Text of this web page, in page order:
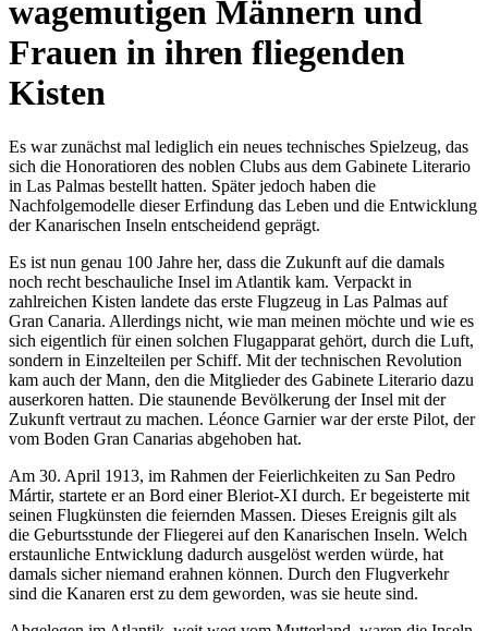
wagemutigen Männern und
Frauen in ihren fliegenden
Kisten
Es war zunächst mal lediglich ein neues technisches Spielzeug, das
sich die Honoratioren des noblen Clubs aus dem Gabinete Literario
in Las Palmas bestellt hatten. Später jedoch haben die
Nachfolgemodelle dieser Erfindung das Leben und die Entwicklung
der Kanarischen Inseln entscheidend geprägt.
Es ist nun genau 100 Jahre her, dass die Zukunft auf die damals
noch recht beschauliche Insel im Atlantik kam. Verpackt in
zahlreichen Kisten landete das erste Flugzeug in Las Palmas auf
Gran Canaria. Allerdings nicht, wie man meinen möchte und wie es
sich eigentlich für einen solchen Flugapparat gehört, durch die Luft,
sondern in Einzelteilen per Schiff. Mit der technischen Revolution
kam auch der Mann, den die Mitglieder des Gabinete Literario dazu
auserkoren hatten. Die staunende Bevölkerung der Insel mit der
Zukunft vertraut zu machen. Léonce Garnier war der erste Pilot, der
vom Boden Gran Canarias abgehoben hat.
Am 30. April 1913, im Rahmen der Feierlichkeiten zu San Pedro
Mártir, startete er an Bord einer Bleriot-XI durch. Er begeisterte mit
seinen Flugkünsten die feiernden Massen. Dieses Ereignis gilt als
die Geburtsstunde der Fliegerei auf den Kanarischen Inseln. Welch
erstaunliche Entwicklung dadurch ausgelöst werden würde, hat
damals sicher niemand erahnen können. Durch den Flugverkehr
sind die Kanaren erst zu dem geworden, was sie heute sind.